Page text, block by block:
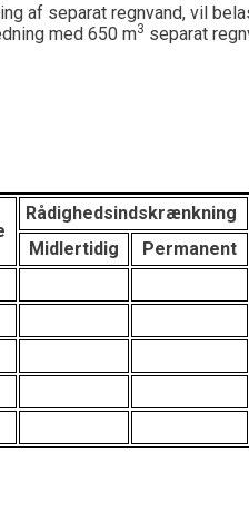
af separat regnvand, vil
med 650 m3 separat
Rådighedsindskrænkning
Midlertidig
Permanent